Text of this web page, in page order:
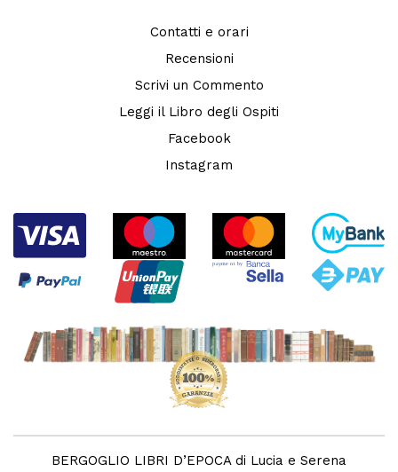
Contatti e orari
Recensioni
Scrivi un Commento
Leggi il Libro degli Ospiti
Facebook
Instagram
BERGOGLIO LIBRI D’EPOCA di Lucia e Serena